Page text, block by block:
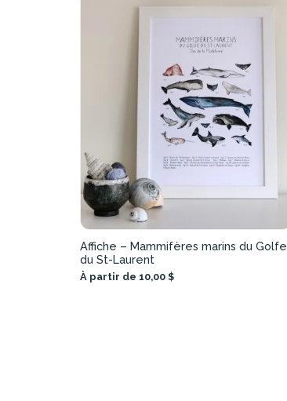
Affiche – Mammifères marins du Golfe
du St-Laurent
À partir de 10,00 $